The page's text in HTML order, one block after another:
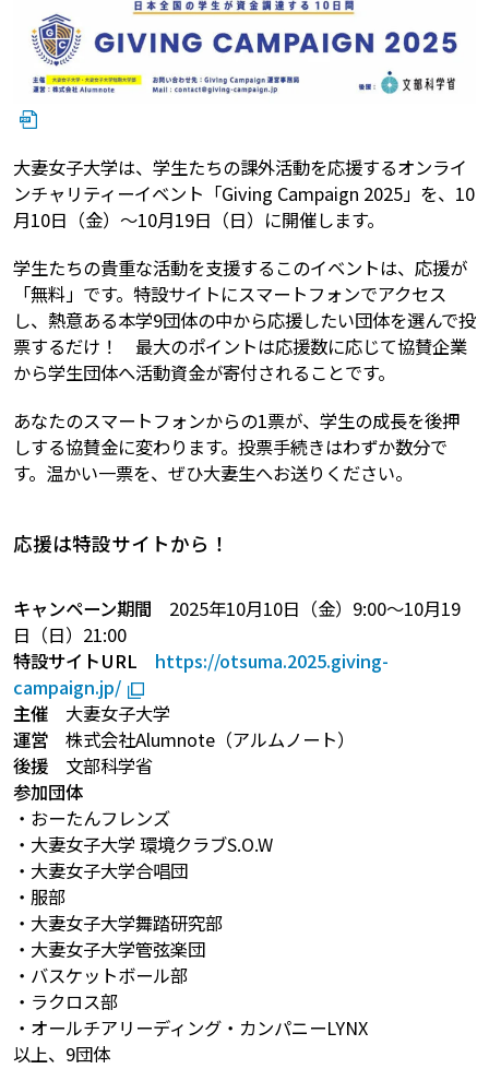
大妻女子大学は、学生たちの課外活動を応援するオンライ
ンチャリティーイベント「Giving Campaign 2025」を、10
月10日（金）～10月19日（日）に開催します。
学生たちの貴重な活動を支援するこのイベントは、応援が
「無料」です。特設サイトにスマートフォンでアクセス
し、熱意ある本学9団体の中から応援したい団体を選んで投
票するだけ！ 最大のポイントは応援数に応じて協賛企業
から学生団体へ活動資金が寄付されることです。
あなたのスマートフォンからの1票が、学生の成長を後押
しする協賛金に変わります。投票手続きはわずか数分で
す。温かい一票を、ぜひ大妻生へお送りください。
応援は特設サイトから！
キャンペーン期間 2025年10月10日（金）9:00～10月19
日（日）21:00
特設サイトURL
https://otsuma.2025.giving-
campaign.jp/
主催大妻女子大学
運営株式会社Alumnote（アルムノート）
後援文部科学省
参加団体
・おーたんフレンズ
・大妻女子大学 環境クラブS.O.W
・大妻女子大学合唱団
・服部
・大妻女子大学舞踏研究部
・大妻女子大学管弦楽団
・バスケットボール部
・ラクロス部
・オールチアリーディング・カンパニーLYNX
以上、9団体